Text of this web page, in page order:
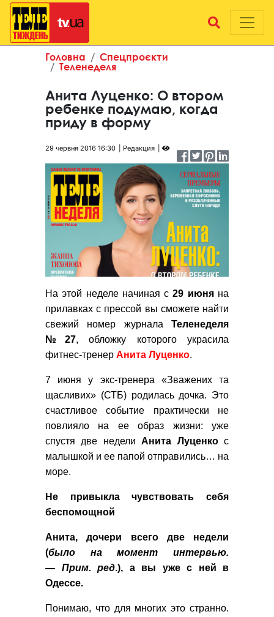
Головна
Спецпроєкти
Теленеделя
Анита Луценко: О втором
ребенке подумаю, когда
приду в форму
29 червня 2016 16:30 Редакция
На этой неделе начиная с 29 июняна
прилавках с прессой вы сможете найти
свежий номер журнала Теленеделя
№27, обложку которого украсила
фитнес-тренер Анита Луценко.
7 июня у экс-тренера «Зважених та
щасливих» (СТБ) родилась дочка. Это
счастливое событие практически не
повлияло на ее образ жизни: уже
спустя две неделиАнита Луценкос
малышкой и ее папой отправились… на
море.
Не привыкла чувствовать себя
беспомощной
Анита, дочери всего две недели
(было на момент интервью.
— Прим. ред.), а вы уже с ней в
Одессе.
Понимаю, что для многих это странно.